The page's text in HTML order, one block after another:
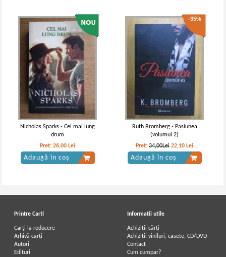
Nicholas Sparks - Cel mai lung
drum
Pret:26,00 Lei
Adaugă în coș
-35%
Ruth Bromberg - Pasiunea
(volumul 2)
Pret:34,00Lei 22,10 Lei
Adaugă în coș
Printre Carti
Carți la reducere
Arhivă carți
Autori
Edituri
Informatii utile
Achizitii cărți
Achizitii viniluri, casete, CD/DVD
Contact
Cum cumpar?